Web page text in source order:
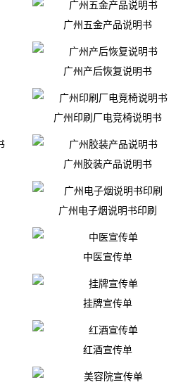
广州五金产品说明书
广州产后恢复说明书
广州印刷厂电竞椅说明书
广州胶装产品说明书
广州电子烟说明书印刷
中医宣传单
挂牌宣传单
红酒宣传单